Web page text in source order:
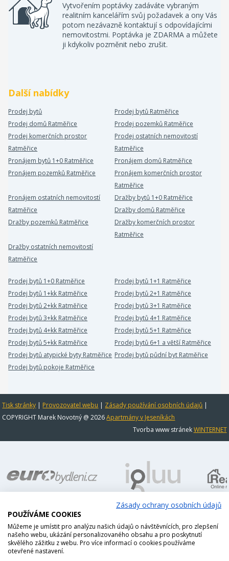
Vytvořením poptávky zadáváte vybraným
realitním kancelářím svůj požadavek a ony Vás
potom nezávazně kontaktují s odpovídajícími
nemovitostmi. Poptávka je ZDARMA a můžete
ji kdykoliv pozměnit nebo zrušit.
Další nabídky
Prodej bytů
Prodej bytů Ratměřice
Prodej domů Ratměřice
Prodej pozemků Ratměřice
Prodej komerčních prostor
Ratměřice
Prodej ostatních nemovitostí
Ratměřice
Pronájem bytů 1+0 Ratměřice
Pronájem domů Ratměřice
Pronájem pozemků Ratměřice
Pronájem komerčních prostor
Ratměřice
Pronájem ostatních nemovitostí
Ratměřice
Dražby bytů 1+0 Ratměřice
Dražby domů Ratměřice
Dražby pozemků Ratměřice
Dražby komerčních prostor
Ratměřice
Dražby ostatních nemovitostí
Ratměřice
Prodej bytů 1+0 Ratměřice
Prodej bytů 1+1 Ratměřice
Prodej bytů 1+kk Ratměřice
Prodej bytů 2+1 Ratměřice
Prodej bytů 2+kk Ratměřice
Prodej bytů 3+1 Ratměřice
Prodej bytů 3+kk Ratměřice
Prodej bytů 4+1 Ratměřice
Prodej bytů 4+kk Ratměřice
Prodej bytů 5+1 Ratměřice
Prodej bytů 5+kk Ratměřice
Prodej bytů 6+1 a větší Ratměřice
Prodej bytů atypické byty Ratměřice Prodej bytů půdní byt Ratměřice
Prodej bytů pokoje Ratměřice
Tisk stránky | Provozovatel webu | Zásady používání osobních údajů |
COPYRIGHT Marek Novotný @ 2026Apartmány v Jeseníkách
Tvorba www stránekWINTERNET
Zásady ochrany osobních údajů
POUŽÍVÁME COOKIES
Můžeme je umístit pro analýzu našich údajů o návštěvnících, pro zlepšení
našeho webu, ukázání personalizovaného obsahu a pro poskytnutí
skvělého zážitku z webu. Pro více informací o cookies používáme
otevřené nastavení.